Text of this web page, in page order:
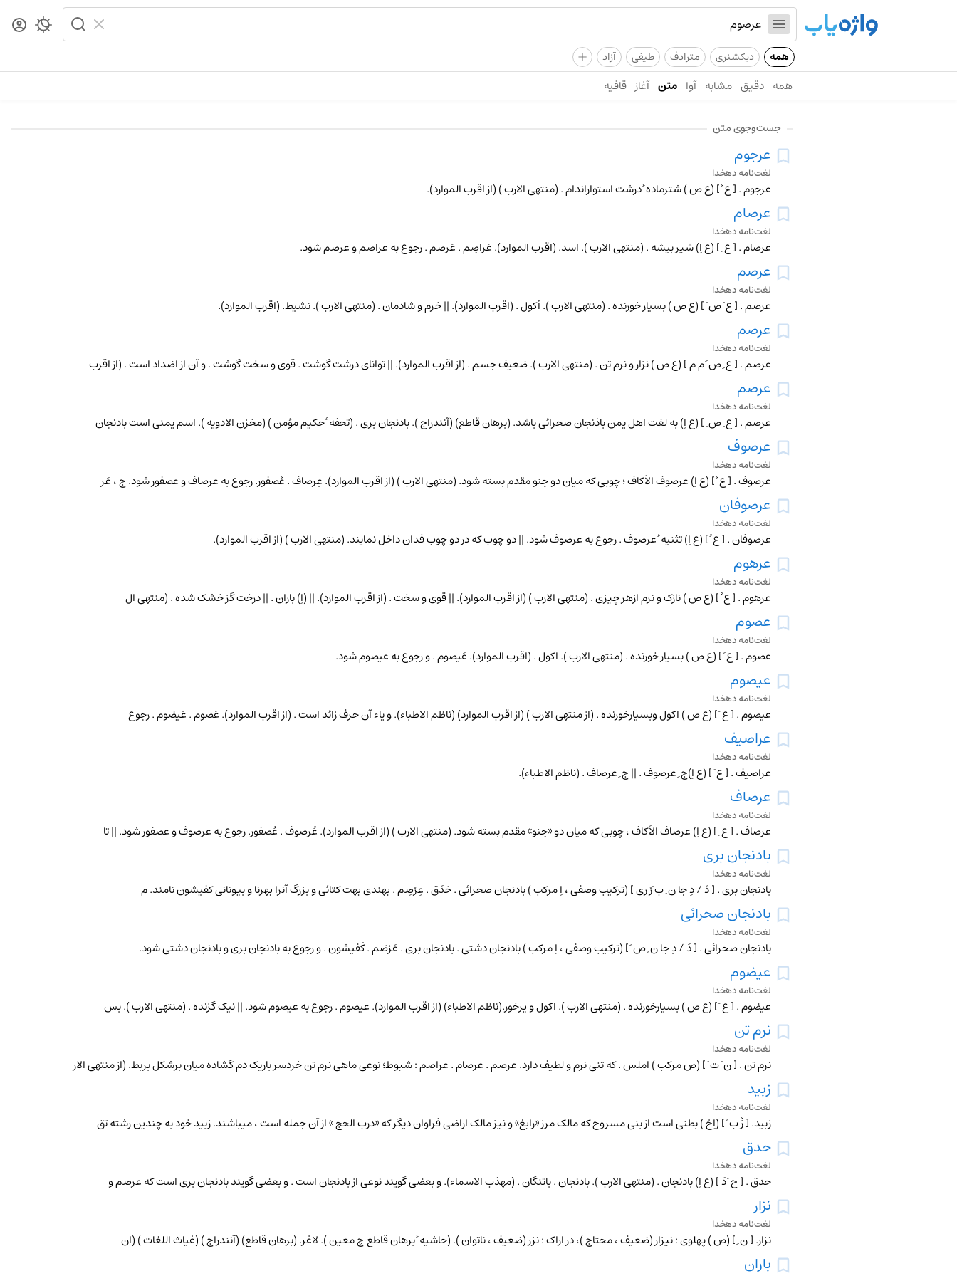
همه دیکشنری مترادف طیفی آزاد +
همه دقیق مشابه آوا متن آغاز قافیه
جست‌وجوی متن
عرجوم
لغت‌نامه دهخدا
عرجوم . [ ع ُ ] (ع ص ) شترماده ٔ درشت استواراندام . (منتهی الارب ) (از اقرب الموارد).
عرصام
لغت‌نامه دهخدا
عرصام . [ ع ِ ] (ع اِ) شیر بیشه . (منتهی الارب ). اسد. (اقرب الموارد). عَراصِم . عَرصم . رجوع به عراصم و عرصم شود.
عرصم
لغت‌نامه دهخدا
عرصم . [ ع َ ص َ ] (ع ص ) بسیار خورنده . (منتهی الارب ). أکول . (اقرب الموارد). || خرم و شادمان . (منتهی الارب ). نشیط. (اقرب الموارد).
عرصم
لغت‌نامه دهخدا
عرصم . [ ع ِ ص َ م م ] (ع ص ) نزار و نرم تن . (منتهی الارب ). ضعیف جسم . (از اقرب الموارد). || توانای درشت گوشت . قوی و سخت گوشت . و آن از اضداد است . (از اقرب
عرصم
لغت‌نامه دهخدا
عرصم . [ ع ِ ص ِ ] (ع اِ) به لغت اهل یمن باذنجان صحرائی باشد. (برهان قاطع) (آنندراج ). بادنجان بری . (تحفه ٔ حکیم مؤمن ) (مخزن الادویه ). اسم یمنی است بادنجان
عرصوف
لغت‌نامه دهخدا
عرصوف . [ ع ُ ] (ع اِ) عرصوف الاًکاف ؛ چوبی که میان دو حِنو مقدم بسته شود. (منتهی الارب ) (از اقرب الموارد). عِرصاف . عُصفور. رجوع به عرصاف و عصفور شود. ج ، عَر
عرصوفان
لغت‌نامه دهخدا
عرصوفان . [ ع ُ ] (ع اِ) تثنیه ٔ عرصوف . رجوع به عرصوف شود. || دو چوب که در دو چوب فدان داخل نمایند. (منتهی الارب ) (از اقرب الموارد).
عرهوم
لغت‌نامه دهخدا
عرهوم . [ ع ُ ] (ع ص ) نازک و نرم ازهر چیزی . (منتهی الارب ) (از اقرب الموارد). || قوی و سخت . (از اقرب الموارد). || (اِ) باران . || درخت گز خشک شده . (منتهی ال
عصوم
لغت‌نامه دهخدا
عصوم . [ ع َ ] (ع ص ) بسیار خورنده . (منتهی الارب ). اکول . (اقرب الموارد). عَیصوم . و رجوع به عیصوم شود.
عیصوم
لغت‌نامه دهخدا
عیصوم . [ ع َ ] (ع ص ) اکول وبسیارخورنده . (از منتهی الارب ) (از اقرب الموارد) (ناظم الاطباء). و یاء آن حرف زائد است . (از اقرب الموارد). عَصوم . عَیضوم . رجوع
عراصیف
لغت‌نامه دهخدا
عراصیف . [ ع َ ] (ع اِ)ج ِ عرصوف . || ج ِ عرصاف . (ناظم الاطباء).
عرصاف
لغت‌نامه دهخدا
عرصاف . [ ع ِ ] (ع اِ) عرصاف الاًکاف ، چوبی که میان دو «حِنو» مقدم بسته شود. (منتهی الارب ) (از اقرب الموارد). عُرصوف . عُصفور. رجوع به عرصوف و عصفور شود. || تا
بادنجان بری
لغت‌نامه دهخدا
بادنجان بری . [ دَ / دِ جا ن ِ ب َرْ ری ] (ترکیب وصفی ، اِ مرکب ) بادنجان صحرائی . حَدَق . عِرْصِم . بهندی بهت کتائی و بزرگ آنرا بهرنا و بیونانی کفیشون نامند. م
بادنجان صحرائی
لغت‌نامه دهخدا
بادنجان صحرائی . [ دَ / دِ جا ن ِ ص َ ] (ترکیب وصفی ، اِ مرکب ) بادنجان دشتی . بادنجان بری . عَرْصَم . کَفیشون . و رجوع به بادنجان بری و بادنجان دشتی شود.
عیضوم
لغت‌نامه دهخدا
عیضوم . [ ع َ ] (ع ص ) بسیارخورنده . (منتهی الارب ). اکول و پرخور.(ناظم الاطباء) (از اقرب الموارد). عیصوم . رجوع به عیصوم شود. || نیک گزنده . (منتهی الارب ). بس
نرم تن
لغت‌نامه دهخدا
نرم تن . [ ن َ ت َ ] (ص مرکب ) املس . که تنی نرم و لطیف دارد. عرصم . عرصام . عراصم : شبوط؛ نوعی ماهی نرم تن خردسر باریک دم گشاده میان برشکل بربط. (از منتهی الار
زبید
لغت‌نامه دهخدا
زبید. [ زُ ب َ ] (اِخ ) بطنی است از بنی مسروح که مالک مرز «رابغ» و نیز مالک اراضی فراوان دیگر که «درب الحج » از آن جمله است ، میباشند. زبید خود به چندین رشته تق
حدق
لغت‌نامه دهخدا
حدق . [ ح َ دَ ] (ع اِ) بادنجان . (منتهی الارب ). بادنجان . باتنگان . (مهذب الاسماء). و بعضی گویند نوعی از بادنجان است . و بعضی گویند بادنجان بری است که عرصم و
نزار
لغت‌نامه دهخدا
نزار. [ ن ِ ] (ص ) پهلوی : نیزار (ضعیف ، محتاج )، در اراک : نزر (ضعیف ، ناتوان ). (حاشیه ٔ برهان قاطع چ معین ). لاغر. (برهان قاطع) (آنندراج ) (غیاث اللغات ) (ان
باران